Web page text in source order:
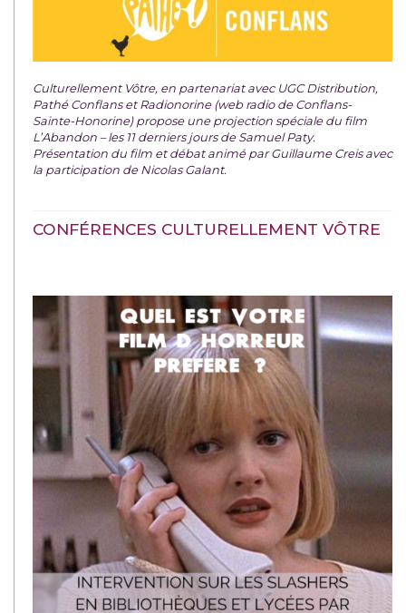
Culturellement Vôtre, en partenariat avec UGC Distribution,
Pathé Conflans et Radionorine (web radio de Conflans-
Sainte-Honorine) propose une projection spéciale du film
L’Abandon – les 11 derniers jours de Samuel Paty.
Présentation du film et débat animé par Guillaume Creis avec
la participation de Nicolas Galant.
CONFÉRENCES CULTURELLEMENT VÔTRE